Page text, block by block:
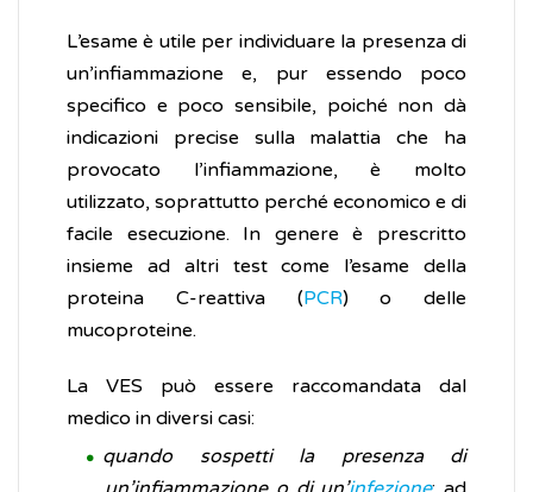
L’esame è utile per individuare la presenza di
un’infiammazione e, pur essendo poco
specifico e poco sensibile, poiché non dà
indicazioni precise sulla malattia che ha
provocato l’infiammazione, è molto
utilizzato, soprattutto perché economico e di
facile esecuzione. In genere è prescritto
insieme ad altri test come l’esame della
proteina C-reattiva (PCR) o delle
mucoproteine.
La VES può essere raccomandata dal
medico in diversi casi:
quando sospetti la presenza di